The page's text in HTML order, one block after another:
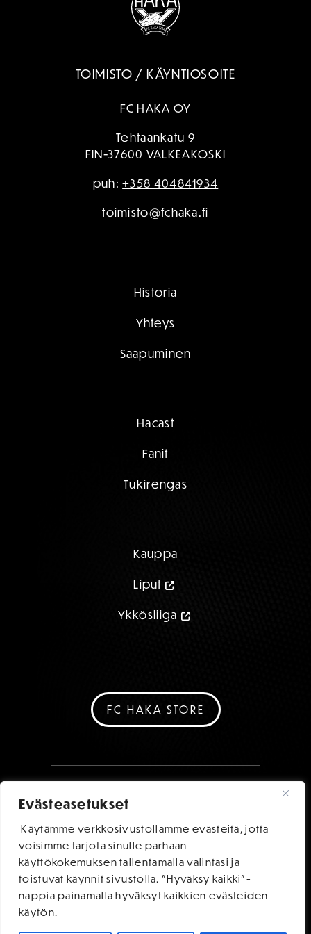
Evästeasetukset
Käytämme verkkosivustollamme evästeitä, jotta
voisimme tarjota sinulle parhaan
käyttökokemuksen tallentamalla valintasi ja
toistuvat käynnit sivustolla. "Hyväksy kaikki"-
nappia painamalla hyväksyt kaikkien evästeiden
käytön.
TOIMISTO / KÄYNTIOSOITE
FC HAKA OY
Tehtaankatu 9
FIN-37600 VALKEAKOSKI
puh:+358 404841934
toimisto@fchaka.fi
Historia
Yhteys
Saapuminen
Hacast
Fanit
Tukirengas
Kauppa
Liput
Ykkösliiga
FC HAKA STORE